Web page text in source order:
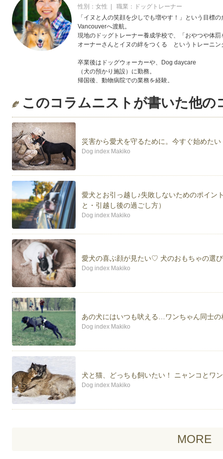
性別：女性 | 職業：ドッグトレーナー
「イヌと人の笑顔を少しでも増やす！」という目標の
Vancouverへ渡航。
現地のドッグトレーナー養成学校で、「おやつや体罰
オーナーさんとイヌの絆をつくる というトレーニン
卒業後はドッグウォーカーや、Dog daycare
（犬の預かり施設）に勤務。
帰国後、動物病院での業務を経験。
神奈川県内の動物病院にてパピー教室、相談会を担当
＊College of Canine Behavioral Science(Vancouver,
＊愛玩動物飼養管理士
＊愛犬飼育管理士
このコラムニストが書いた他の
災害から愛犬を守るために。今すぐ始めた
Dog index Makiko
愛犬とお引っ越し♪失敗しないためのポイン
と・引越し後の過ごし方）
Dog index Makiko
愛犬の喜ぶ顔が見たい♡ 犬のおもちゃの選
Dog index Makiko
あの犬にはいつも吠える…ワンちゃん同士
Dog index Makiko
犬と猫、どっちも飼いたい！ ニャンコとワ
Dog index Makiko
MORE